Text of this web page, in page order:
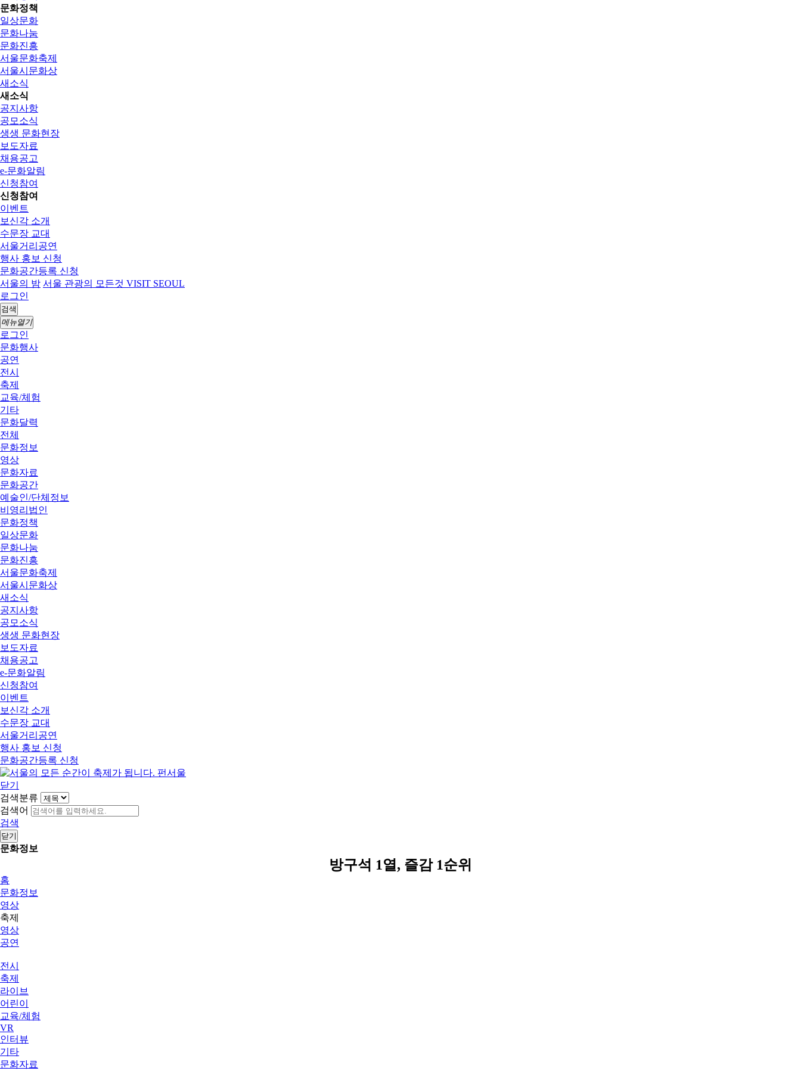
문화정책
일상문화
문화나눔
문화진흥
서울문화축제
서울시문화상
새소식
새소식
공지사항
공모소식
생생 문화현장
보도자료
채용공고
e-문화알림
신청참여
신청참여
이벤트
보신각 소개
수문장 교대
서울거리공연
행사 홍보 신청
문화공간등록 신청
서울의 밤 서울 관광의 모든것 VISIT SEOUL
로그인
검색
메뉴열기
로그인
문화행사
공연
전시
축제
교육/체험
기타
문화달력
전체
문화정보
영상
문화자료
문화공간
예술인/단체정보
비영리법인
문화정책
일상문화
문화나눔
문화진흥
서울문화축제
서울시문화상
새소식
공지사항
공모소식
생생 문화현장
보도자료
채용공고
e-문화알림
신청참여
이벤트
보신각 소개
수문장 교대
서울거리공연
행사 홍보 신청
문화공간등록 신청
닫기
검색분류
검색어
검색
닫기
문화정보
방구석 1열, 즐감 1순위
홈
문화정보
영상
축제
영상
공연
전시
축제
라이브
어린이
교육/체험
VR
인터뷰
기타
문화자료